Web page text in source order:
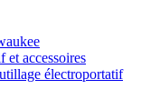
et accessoires
électroportatif